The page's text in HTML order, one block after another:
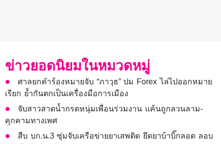
ข่าวยอดนิยมในหมวดหมู่
ศาลยกคำร้องหมายจับ “ภาวุธ” ปม Forex ไล่ไปออกหมาย
เรียก ย้ำกันตกเป็นเครื่องมือการเมือง
จับสาวสาดน้ำกรดหนุ่มเพื่อนร่วมงาน แค้นถูกลวนลาม-
คุกคามทางเพศ
สืบ บก.น.3 ซุ่มจับเครือข่ายยาเสพติด ยึดยาบ้าบิ๊กลอต ลอบ